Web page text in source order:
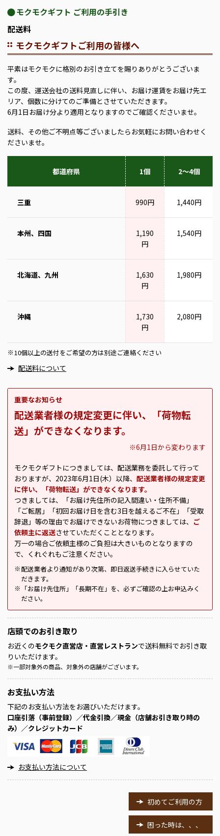
モクモクギフト ご利用の手引き
配送料
モクモクギフトご利用の皆様へ
平素はモクモクに格別のお引き立てを賜りありがとうございま
す。
この度、運送会社の送料見直しに伴い、お届け運賃をお届け先エ
リア、個数に分けてのご準備とさせていただきます。
6月1日お届け分より適用となりますのでご確認くださいませ。
送料、その他ご不明点等ございましたらお気軽にお問い合わせく
ださいませ。
都道府県 1個 2～4個
三重 990円 1,440円
本州、四国
1,190
円
1,540円
北海道、九州
1,630
円
1,980円
沖縄
1,730
円
2,080円
※ 10個以上の送付をご希望の方は別途ご連絡ください
配送料について
重要なお知らせ
配送業者様の規定変更に伴い、「荷物転
送」ができなくなります。
※6月1日から変わります
モクモクギフトにつきましては、配送業務を委託して行って
おりますが、2023年6月1日(木）以降、 配送業者様の規定変更
に伴い、「荷物転送」ができなくなります。
つきましては、「お届け先住所の記入間違い・住所不備」
「ご転居」「初回お届け日を含む3日を越えるご不在」「受取
辞退」等の理由でお届けできないお荷物につきましては、 ご
依頼主に返送させていただくこととなります。
万一の場合ご依頼主様のご負担は大きいものとなりますの
で、くれぐれもご注意ください。
※ 配送業者より通知があり次第、即日返送手続きに入らせていた
だきます。
※
「お届け先住所」「長期不在」を、必ずご確認の上お申込みく
ださい。
店頭でのお引き取り
お近くのモクモク直営店・直営レストランで送料無料でお引き取
りいただけます。
※一部対象外の商品、対象外の店舗がございます。
お支払い方法
下記のお支払い方法をお選びいただけます。
口座引落（事前登録）／代金引換／現金（店舗お引き取り時の
み）／クレジットカード
お支払い方法について
初めてご利用の方
困った時は、、、